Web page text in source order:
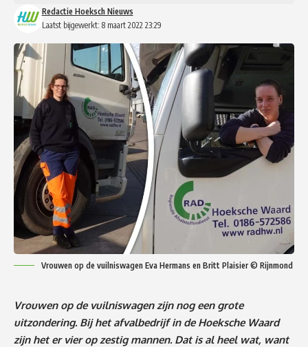
Laatst bijgewerkt: 8 maart 2022 23:29
Redactie Hoeksch Nieuws
Vrouwen op de vuilniswagen Eva Hermans en Britt Plaisier © Rijnmond
Vrouwen op de vuilniswagen zijn nog een grote
uitzondering. Bij het afvalbedrijf in de Hoeksche Waard
zijn het er vier op zestig mannen. Dat is al heel wat, want